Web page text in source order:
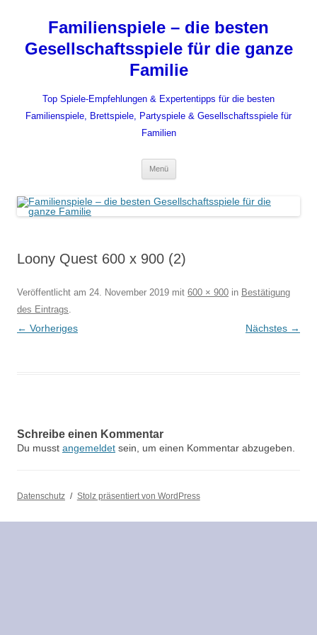
springenFamilienspiele – die besten
Gesellschaftsspiele für die ganze
Familie
Top Spiele-Empfehlungen & Expertentipps für die besten
Familienspiele, Brettspiele, Partyspiele & Gesellschaftsspiele für
Familien
Menü
Loony Quest 600 x 900 (2)
Veröffentlicht am 24. November 2019 mit 600 × 900 in Bestätigung
des Eintrags.
← Vorheriges Nächstes →
Schreibe einen Kommentar
Du musst angemeldet sein, um einen Kommentar abzugeben.
Datenschutz Stolz präsentiert von WordPress